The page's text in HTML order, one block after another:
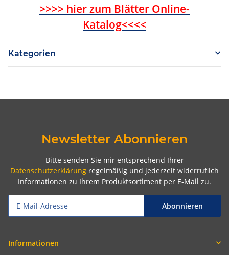
>>>> hier zum Blätter Online-
Katalog<<<<
Kategorien
Newsletter Abonnieren
Bitte senden Sie mir entsprechend Ihrer
Datenschutzerklärung regelmäßig und jederzeit widerruflich
Informationen zu Ihrem Produktsortiment per E-Mail zu.
Abonnieren
Informationen